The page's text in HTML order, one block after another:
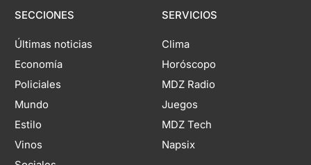
SECCIONES
Últimas noticias
Economía
Policiales
Mundo
Estilo
Vinos
SERVICIOS
Clima
Horóscopo
MDZ Radio
Juegos
MDZ Tech
Napsix